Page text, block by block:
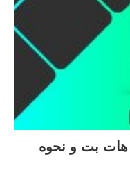
بت و نحوه